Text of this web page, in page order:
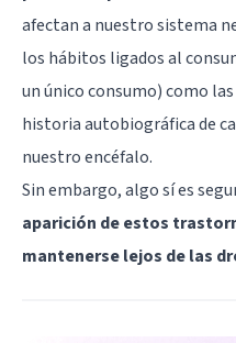
afectan a nuestro sistema
los hábitos ligados al
un único consumo) como
historia autobiográfica de
nuestro encéfalo.
Sin embargo, algo sí es
aparición de estos
mantenerse lejos de las